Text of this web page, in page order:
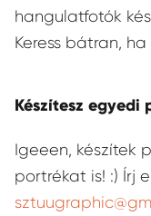
hangulatfotók
Keress bátran,
Készítesz egyedi
Igeeen, készítek
portrékat is! :) Írj